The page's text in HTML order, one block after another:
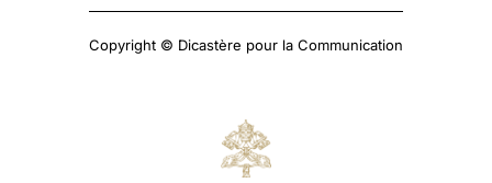
Copyright © Dicastère pour la Communication